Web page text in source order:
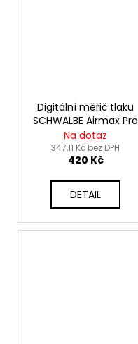
Digitální měřič tlaku
SCHWALBE Airmax Pro
Na dotaz
347,11 Kč bez DPH
420 Kč
DETAIL